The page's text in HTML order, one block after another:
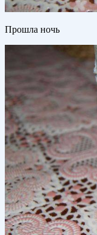
Прошла ночь